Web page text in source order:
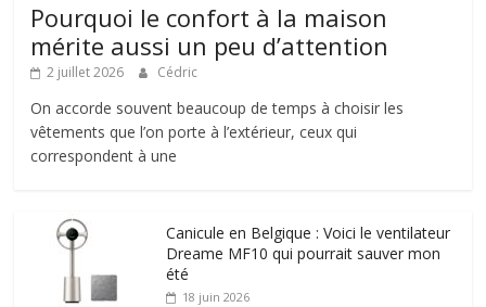
Pourquoi le confort à la maison
mérite aussi un peu d’attention
2 juillet 2026 Cédric
On accorde souvent beaucoup de temps à choisir les
vêtements que l’on porte à l’extérieur, ceux qui
correspondent à une
Canicule en Belgique : Voici le ventilateur
Dreame MF10 qui pourrait sauver mon
été
18 juin 2026